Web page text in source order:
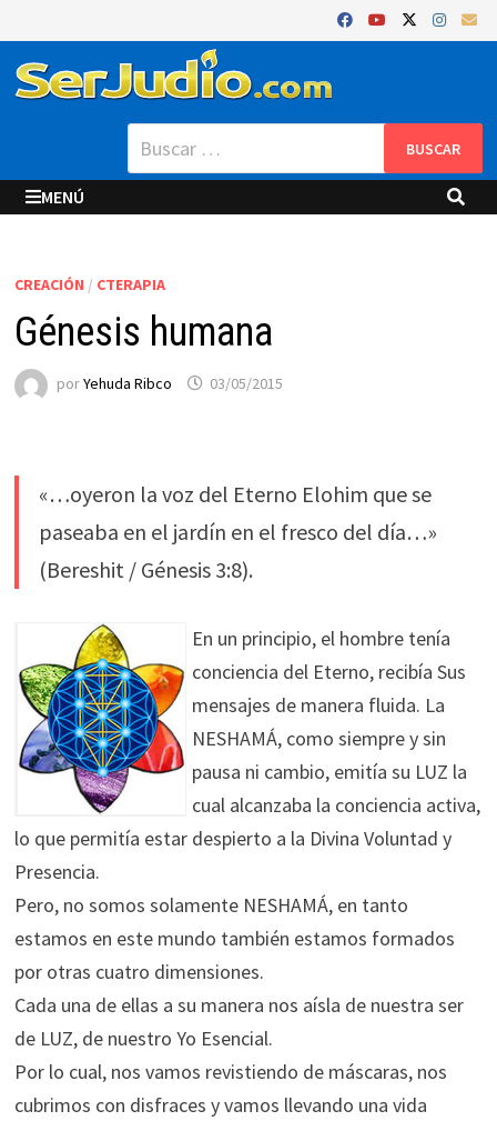
al
contenido
Buscar:
MENÚ
CREACIÓN / CTERAPIA
Génesis humana
porYehuda Ribco 03/05/2015
«…oyeron la voz del Eterno Elohim que se
paseaba en el jardín en el fresco del día…»
(Bereshit / Génesis 3:8).
En un principio, el hombre tenía
conciencia del Eterno, recibía Sus
mensajes de manera fluida. La
NESHAMÁ, como siempre y sin
pausa ni cambio, emitía su LUZ la
cual alcanzaba la conciencia activa,
lo que permitía estar despierto a la Divina Voluntad y
Presencia.
Pero, no somos solamente NESHAMÁ, en tanto
estamos en este mundo también estamos formados
por otras cuatro dimensiones.
Cada una de ellas a su manera nos aísla de nuestra ser
de LUZ, de nuestro Yo Esencial.
Por lo cual, nos vamos revistiendo de máscaras, nos
cubrimos con disfraces y vamos llevando una vida